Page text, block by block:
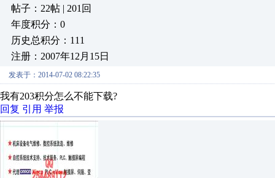
帖子：22帖 | 201回
年度积分：0
历史总积分：111
注册：2007年12月15日
发表于：2014-07-02 08:22:35
我有203积分怎么不能下载?
回复 引用 举报